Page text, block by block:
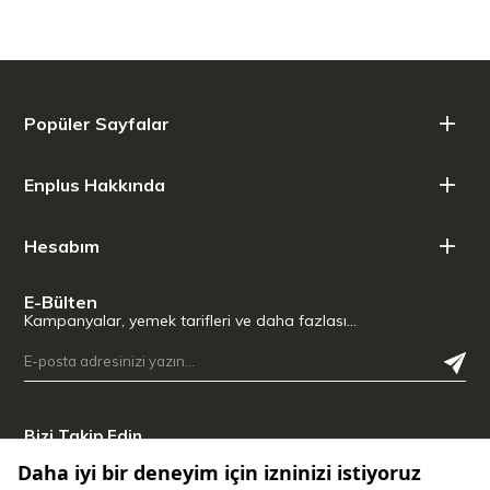
Popüler Sayfalar
Enplus Hakkında
Hesabım
E-Bülten
Kampanyalar, yemek tarifleri ve daha fazlası…
Bizi Takip Edin